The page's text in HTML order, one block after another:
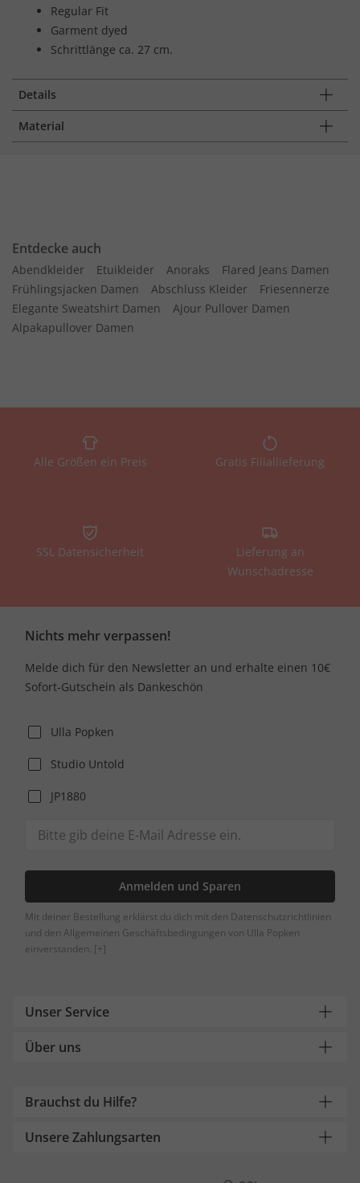
Regular Fit
Garment dyed
Schrittlänge ca. 27 cm.
Details
Material
Entdecke auch
Abendkleider Etuikleider Anoraks
Flared Jeans Damen
Frühlingsjacken Damen
Abschluss Kleider
Friesennerze
Elegante Sweatshirt Damen
Ajour Pullover Damen
Alpakapullover Damen
Alle Größen ein Preis Gratis Filiallieferung
SSL Datensicherheit
Lieferung an
Wunschadresse
Nichts mehr verpassen!
Melde dich für den Newsletter an und erhalte einen 10€
Sofort-Gutschein als Dankeschön
Ulla Popken
Studio Untold
JP1880
Anmelden und Sparen
Mit deiner Bestellung erklärst du dich mit den Datenschutzrichtlinien
und den Allgemeinen Geschäftsbedingungen von Ulla Popken
einverstanden. [+]
Unser Service
Über uns
Brauchst du Hilfe?
Unsere Zahlungsarten